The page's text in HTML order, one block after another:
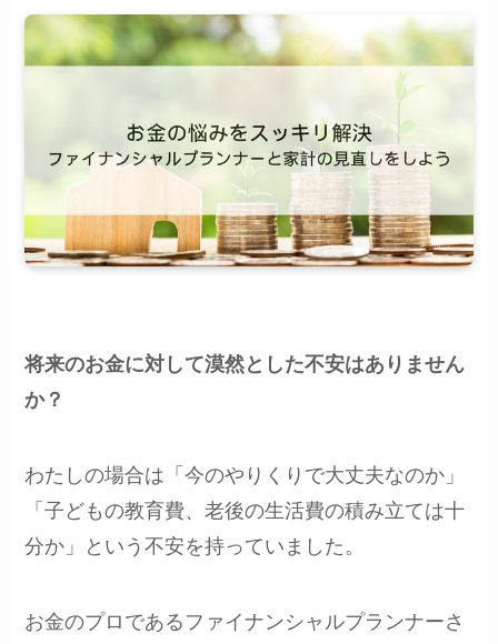
将来のお金に対して漠然とした不安はありません
か？
わたしの場合は「今のやりくりで大丈夫なのか」
「子どもの教育費、老後の生活費の積み立ては十
分か」という不安を持っていました。
お金のプロであるファイナンシャルプランナーさ